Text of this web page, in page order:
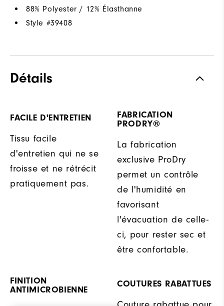
88% Polyester / 12% Élasthanne
Style #39408
Détails
FACILE D'ENTRETIEN
Tissu facile
d'entretien qui ne se
froisse et ne rétrécit
pratiquement pas.
FABRICATION
PRODRY®
La fabrication
exclusive ProDry
permet un contrôle
de l'humidité en
favorisant
l'évacuation de celle-
ci, pour rester sec et
être confortable.
FINITION
ANTIMICROBIENNE
COUTURES RABATTUES